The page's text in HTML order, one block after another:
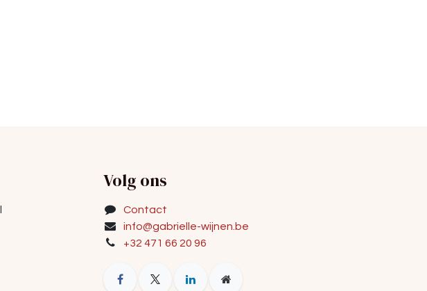
Volg ons
Contact
info@gabrielle-wijnen.be
+32 471 66 20 96